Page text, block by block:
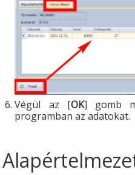
Végül az [OK] gomb
programban az adatokat.